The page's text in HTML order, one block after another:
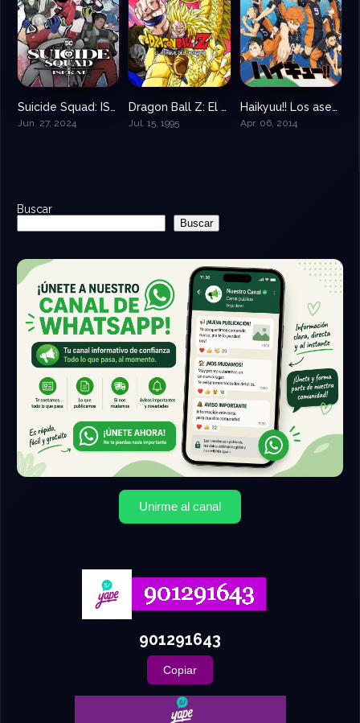
6Suicide Squad: ISEKAI
Jun. 27, 2024
0Dragon Ball Z: El ataque del dragón
Jul. 15, 1995
8.629Haikyuu!! Los ases del vóley
Apr. 06, 2014
Buscar
Buscar
Unirme al canal
901291643
Copiar